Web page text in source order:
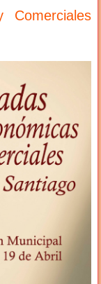
Comerciales